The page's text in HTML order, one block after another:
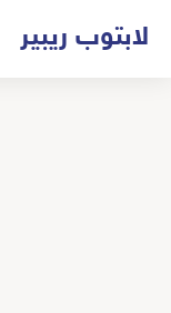
لابتوب ريبير